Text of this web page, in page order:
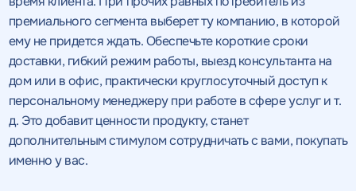
премиального сегмента выберет ту компанию, в которой
ему не придется ждать. Обеспечьте короткие сроки
доставки, гибкий режим работы, выезд консультанта на
дом или в офис, практически круглосуточный доступ к
персональному менеджеру при работе в сфере услуг и т.
д. Это добавит ценности продукту, станет
дополнительным стимулом сотрудничать с вами, покупать
именно у вас.
Получить коммерческое
предложение
предложение" вы даете согласие
на обработку персональных
данныхи соглашаетесь c
политикой конфиденциальности
ПРЕДЛОЖЕНИЕ
Получить коммерческое
предложениепо тарифу
предложение" вы даете согласие
на обработку персональных
данныхи соглашаетесь c
политикой конфиденциальности
ПРЕДЛОЖЕНИЕ